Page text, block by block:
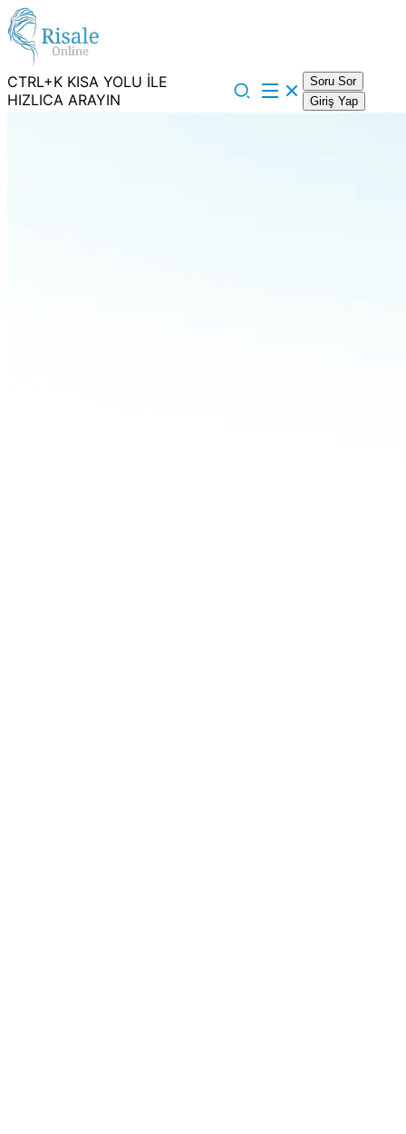
CTRL+K KISA YOLU İLE
HIZLICA ARAYIN
Soru Sor
Giriş Yap